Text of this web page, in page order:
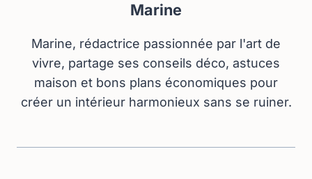
Marine
Marine, rédactrice passionnée par l'art de
vivre, partage ses conseils déco, astuces
maison et bons plans économiques pour
créer un intérieur harmonieux sans se ruiner.